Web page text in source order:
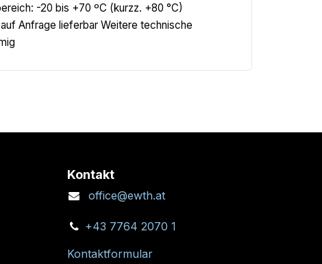
-20 bis +70 ºC (kurzz. +80 °C)
Anfrage lieferbar Weitere technische
Kontakt
office@ewth.at
+43 7764 2070 1
Kontaktformular